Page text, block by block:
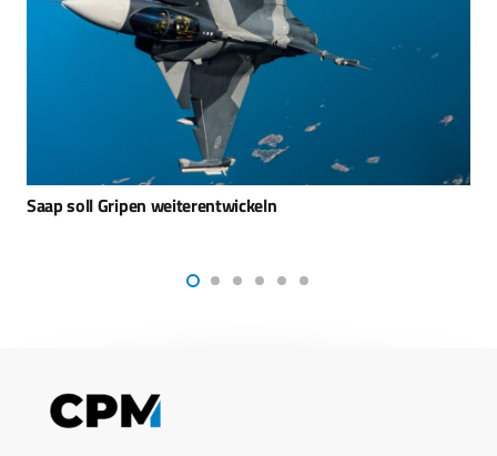
Snigel – Von der „One-Man-Show“ zum Profi-Ausrüster